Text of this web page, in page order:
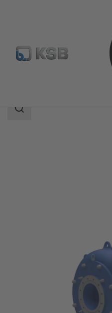
Catalogue produits
Champ